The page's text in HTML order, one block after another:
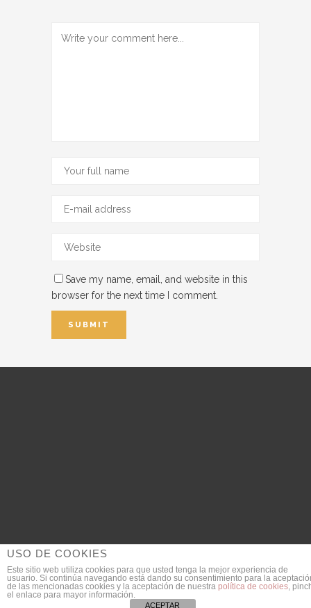
Save my name, email, and website in this
browser for the next time I comment.
© 2018 DanieldeGarcia.com | Fotógrafo de Bodas
SEO Provided byJULIAN MACIAS
USO DE COOKIES
Este sitio web utiliza cookies para que usted tenga la mejor experiencia de
usuario. Si continúa navegando está dando su consentimiento para la
de las mencionadas cookies y la aceptación de nuestra política de cookies,
el enlace para mayor información.
ACEPTAR